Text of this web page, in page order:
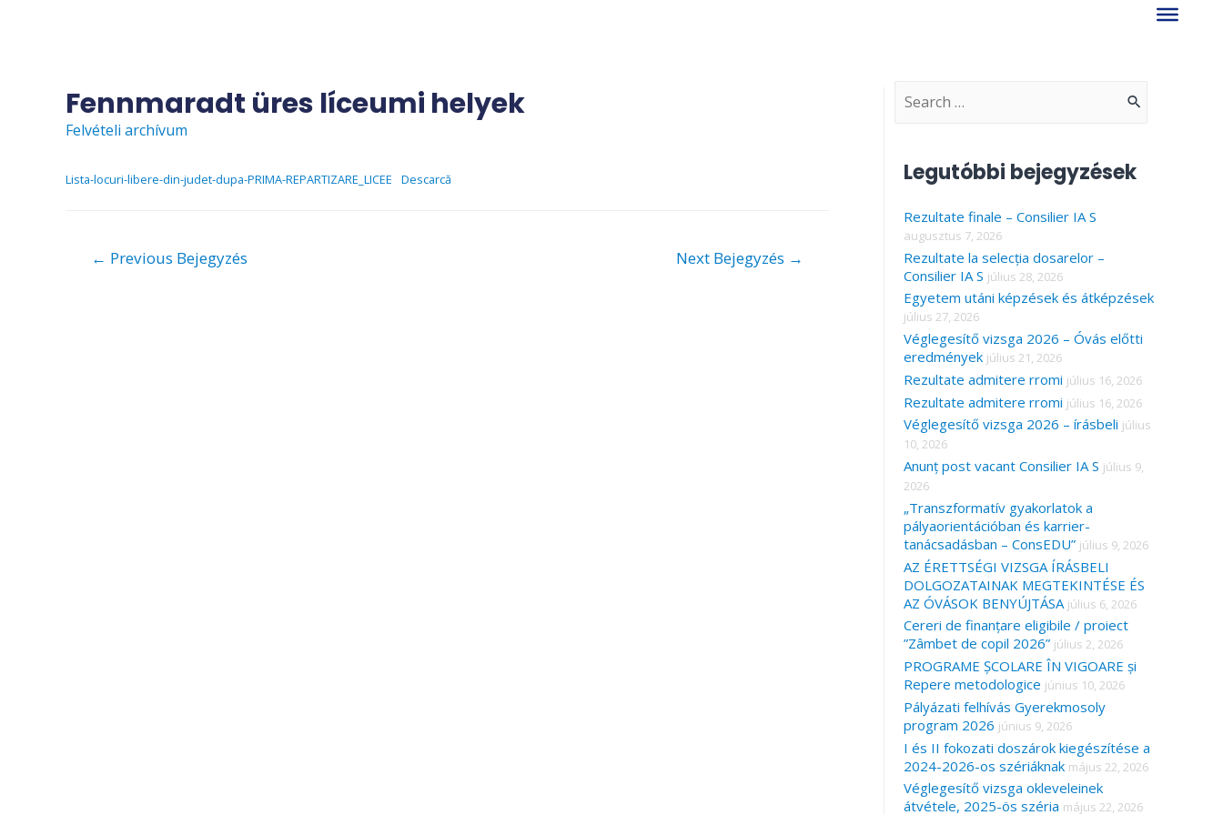
Fennmaradt üres líceumi helyek
Felvételi archívum
Lista-locuri-libere-din-judet-dupa-PRIMA-REPARTIZARE_LICEE Descarcă
Bejegyzés
← Previous Bejegyzés Next Bejegyzés →
S
c
h
f
o
r
:
Legutóbbi bejegyzések
Rezultate finale – Consilier IA S
augusztus 7, 2026
Rezultate la selecția dosarelor –
Consilier IA S július 28, 2026
Egyetem utáni képzések és átképzések
július 27, 2026
Véglegesítő vizsga 2026 – Óvás előtti
eredmények július 21, 2026
Rezultate admitere rromi július 16, 2026
Rezultate admitere rromi július 16, 2026
Véglegesítő vizsga 2026 – írásbeli július
10, 2026
Anunț post vacant Consilier IA S július 9,
2026
„Transzformatív gyakorlatok a
pályaorientációban és karrier-
tanácsadásban – ConsEDU” július 9, 2026
AZ ÉRETTSÉGI VIZSGA ÍRÁSBELI
DOLGOZATAINAK MEGTEKINTÉSE ÉS
AZ ÓVÁSOK BENYÚJTÁSA július 6, 2026
Cereri de finanțare eligibile / proiect
”Zâmbet de copil 2026” július 2, 2026
PROGRAME ȘCOLARE ÎN VIGOARE și
Repere metodologice június 10, 2026
Pályázati felhívás Gyerekmosoly
program 2026 június 9, 2026
I és II fokozati doszárok kiegészítése a
2024-2026-os szériáknak május 22, 2026
Véglegesítő vizsga okleveleinek
átvétele, 2025-ös széria május 22, 2026